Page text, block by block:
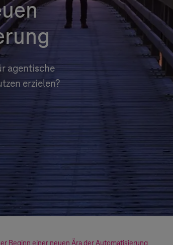
agentische
erzielen?